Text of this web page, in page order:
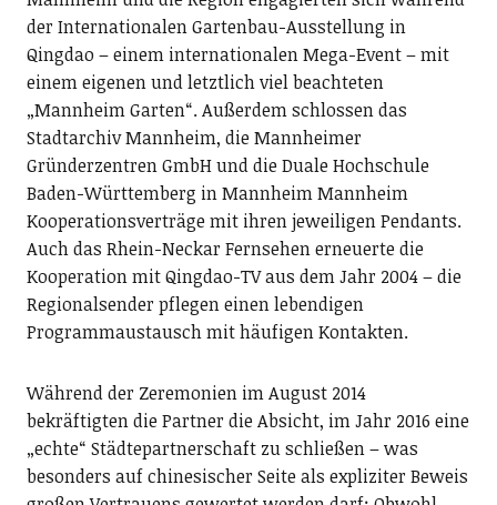
der Internationalen Gartenbau-Ausstellung in
Qingdao – einem internationalen Mega-Event – mit
einem eigenen und letztlich viel beachteten
„Mannheim Garten“. Außerdem schlossen das
Stadtarchiv Mannheim, die Mannheimer
Gründerzentren GmbH und die Duale Hochschule
Baden-Württemberg in Mannheim Mannheim
Kooperationsverträge mit ihren jeweiligen Pendants.
Auch das Rhein-Neckar Fernsehen erneuerte die
Kooperation mit Qingdao-TV aus dem Jahr 2004 – die
Regionalsender pflegen einen lebendigen
Programmaustausch mit häufigen Kontakten.
Während der Zeremonien im August 2014
bekräftigten die Partner die Absicht, im Jahr 2016 eine
„echte“ Städtepartnerschaft zu schließen – was
besonders auf chinesischer Seite als expliziter Beweis